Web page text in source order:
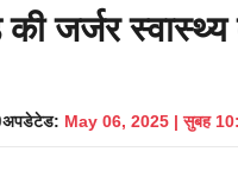
जर्जर स्वास्थ्य
अपडेटेड: May 06, 2025 | सुबह